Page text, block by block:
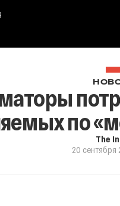
по
The
20 сентября